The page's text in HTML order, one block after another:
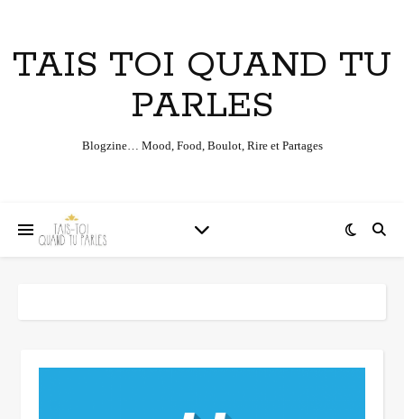
TAIS TOI QUAND TU
PARLES
Blogzine… Mood, Food, Boulot, Rire et Partages